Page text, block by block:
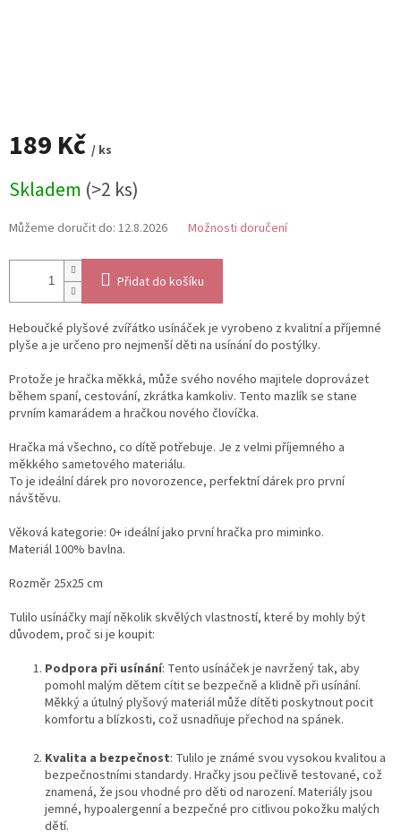
189 Kč / ks
cena:
Skladem (>2 ks)
Můžeme doručit do: 12.8.2026 Možnosti doručení
Přidat do košíku
Heboučké plyšové zvířátko usínáček je vyrobeno z kvalitní a příjemné
plyše a je určeno pro nejmenší děti na usínání do postýlky.
Protože je hračka měkká, může svého nového majitele doprovázet
během spaní, cestování, zkrátka kamkoliv. Tento mazlík se stane
prvním kamarádem a hračkou nového človíčka.
Hračka má všechno, co dítě potřebuje. Je z velmi příjemného a
měkkého sametového materiálu.
To je ideální dárek pro novorozence, perfektní dárek pro první
návštěvu.
Věková kategorie: 0+ ideální jako první hračka pro miminko.
Materiál 100% bavlna.
Rozměr 25x25 cm
Tulilo usínáčky mají několik skvělých vlastností, které by mohly být
důvodem, proč si je koupit:
Podpora při usínání: Tento usínáček je navržený tak, aby
pomohl malým dětem cítit se bezpečně a klidně při usínání.
Měkký a útulný plyšový materiál může dítěti poskytnout pocit
komfortu a blízkosti, což usnadňuje přechod na spánek.
Kvalita a bezpečnost: Tulilo je známé svou vysokou kvalitou a
bezpečnostními standardy. Hračky jsou pečlivě testované, což
znamená, že jsou vhodné pro děti od narození. Materiály jsou
jemné, hypoalergenní a bezpečné pro citlivou pokožku malých
dětí.